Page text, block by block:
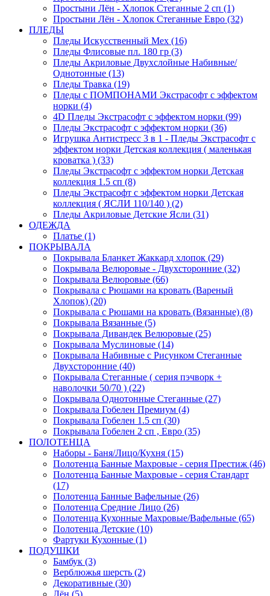
Простыни Лён - Хлопок Стеганные 2 сп (1)
Простыни Лён - Хлопок Стеганные Евро (32)
ПЛЕДЫ
Пледы Искусственный Мех (16)
Пледы Флисовые пл. 180 гр (3)
Пледы Акриловые Двухслойные Набивные/
Однотонные (13)
Пледы Травка (19)
Пледы с ПОМПОНАМИ Экстрасофт с эффектом
норки (4)
4D Пледы Экстрасофт с эффектом норки (99)
Пледы Экстрасофт с эффектом норки (36)
Игрушка Антистресс 3 в 1 - Пледы Экстрасофт с
эффектом норки Детская коллекция ( маленькая
кроватка ) (33)
Пледы Экстрасофт с эффектом норки Детская
коллекция 1.5 сп (8)
Пледы Экстрасофт с эффектом норки Детская
коллекция ( ЯСЛИ 110/140 ) (2)
Пледы Акриловые Детские Ясли (31)
ОДЕЖДА
Платье (1)
ПОКРЫВАЛА
Покрывала Бланкет Жаккард хлопок (29)
Покрывала Велюровые - Двухсторонние (32)
Покрывала Велюровые (66)
Покрывала с Рюшами на кровать (Вареный
Хлопок) (20)
Покрывала с Рюшами на кровать (Вязанные) (8)
Покрывала Вязанные (5)
Покрывала Дивандек Велюровые (25)
Покрывала Муслиновые (14)
Покрывала Набивные с Рисунком Стеганные
Двухсторонние (40)
Покрывала Стеганные ( серия пэчворк +
наволочки 50/70 ) (22)
Покрывала Однотонные Стеганные (27)
Покрывала Гобелен Премиум (4)
Покрывала Гобелен 1.5 сп (30)
Покрывала Гобелен 2 сп , Евро (35)
ПОЛОТЕНЦА
Наборы - Баня/Лицо/Кухня (15)
Полотенца Банные Махровые - серия Престиж (46)
Полотенца Банные Махровые - серия Стандарт
(17)
Полотенца Банные Вафельные (26)
Полотенца Средние Лицо (26)
Полотенца Кухонные Махровые/Вафельные (65)
Полотенца Детские (10)
Фартуки Кухонные (1)
ПОДУШКИ
Бамбук (3)
Верблюжья шерсть (2)
Декоративные (30)
Лён (5)